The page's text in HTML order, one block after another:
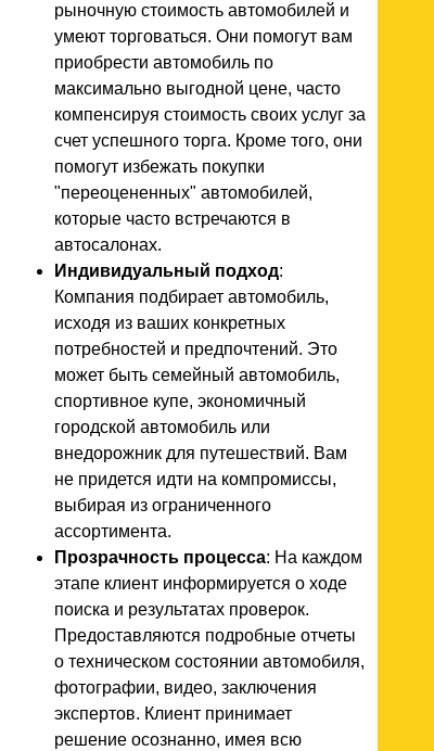
рыночную стоимость автомобилей и
умеют торговаться. Они помогут вам
приобрести автомобиль по
максимально выгодной цене, часто
компенсируя стоимость своих услуг за
счет успешного торга. Кроме того, они
помогут избежать покупки
"переоцененных" автомобилей,
которые часто встречаются в
автосалонах.
Индивидуальный подход:
Компания подбирает автомобиль,
исходя из ваших конкретных
потребностей и предпочтений. Это
может быть семейный автомобиль,
спортивное купе, экономичный
городской автомобиль или
внедорожник для путешествий. Вам
не придется идти на компромиссы,
выбирая из ограниченного
ассортимента.
Прозрачность процесса: На каждом
этапе клиент информируется о ходе
поиска и результатах проверок.
Предоставляются подробные отчеты
о техническом состоянии автомобиля,
фотографии, видео, заключения
экспертов. Клиент принимает
решение осознанно, имея всю